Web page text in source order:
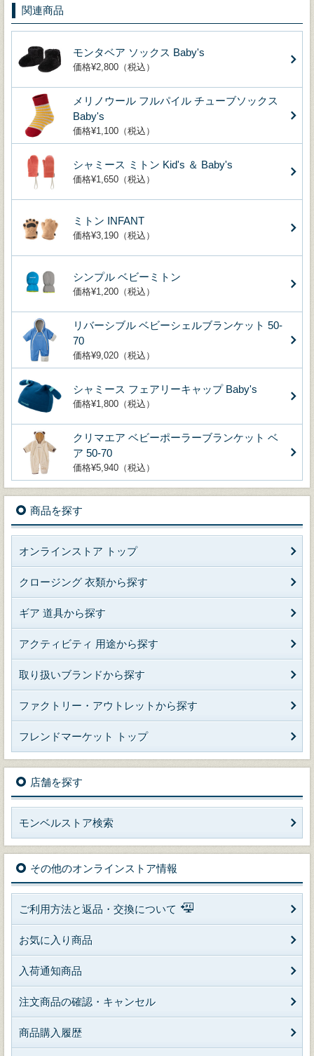
関連商品
モンタベア ソックス Baby's
価格¥2,800（税込）
メリノウール フルパイル チューブソックス
Baby's
価格¥1,100（税込）
シャミース ミトン Kid's ＆ Baby's
価格¥1,650（税込）
ミトン INFANT
価格¥3,190（税込）
シンプル ベビーミトン
価格¥1,200（税込）
リバーシブル ベビーシェルブランケット 50-
70
価格¥9,020（税込）
シャミース フェアリーキャップ Baby's
価格¥1,800（税込）
クリマエア ベビーポーラーブランケット ベ
ア 50-70
価格¥5,940（税込）
商品を探す
オンラインストア トップ
クロージング 衣類から探す
ギア 道具から探す
アクティビティ 用途から探す
取り扱いブランドから探す
ファクトリー・アウトレットから探す
フレンドマーケット トップ
店舗を探す
モンベルストア検索
その他のオンラインストア情報
ご利用方法と返品・交換について
お気に入り商品
入荷通知商品
注文商品の確認・キャンセル
商品購入履歴